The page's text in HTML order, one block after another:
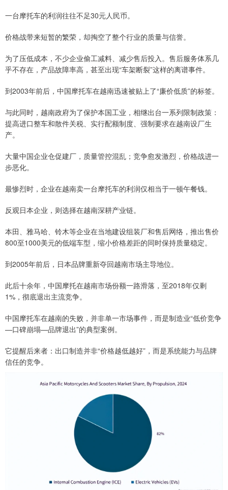
一台摩托车的利润往往不足30元人民币。
价格战带来短暂的繁荣，却掏空了整个行业的质量与信誉。
为了压低成本，不少企业偷工减料、减少售后投入。售后服务体系几
乎不存在，产品故障率高，甚至出现“车架断裂”这样的离谱事件。
到2003年前后，中国摩托车在越南迅速被贴上了“廉价低质”的标签。
与此同时，越南政府为了保护本国工业，相继出台一系列限制政策：
提高进口整车和散件关税、实行配额制度、强制要求在越南设厂生
产。
大量中国企业仓促建厂，质量管控混乱；竞争愈发激烈，价格战进一
步恶化。
最惨烈时，企业在越南卖一台摩托车的利润仅相当于一顿午餐钱。
反观日本企业，则选择在越南深耕产业链。
本田、雅马哈、铃木等企业在当地建设组装厂和售后网络，推出售价
800至1000美元的低端车型，缩小价格差距的同时保持质量稳定。
到2005年前后，日本品牌重新夺回越南市场主导地位。
此后十余年，中国摩托在越南市场份额一路滑落，至2018年仅剩
1%，彻底退出主流竞争。
中国摩托车在越南的失败，并非单一市场事件，而是制造业“低价竞争
—口碑崩塌—品牌退出”的典型案例。
它提醒后来者：出口制造并非“价格越低越好”，而是系统能力与品牌
信任的竞争。